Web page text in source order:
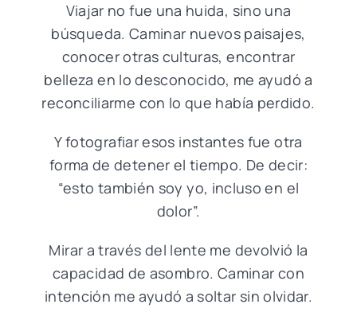
Viajar no fue una huida, sino una
búsqueda. Caminar nuevos paisajes,
conocer otras culturas, encontrar
belleza en lo desconocido, me ayudó a
reconciliarme con lo que había perdido.
Y fotografiar esos instantes fue otra
forma de detener el tiempo. De decir:
“esto también soy yo, incluso en el
dolor”.
Mirar a través del lente me devolvió la
capacidad de asombro. Caminar con
intención me ayudó a soltar sin olvidar.